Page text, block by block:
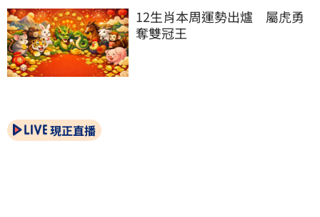
12生肖本周運勢出爐　屬虎勇
奪雙冠王
現正直播